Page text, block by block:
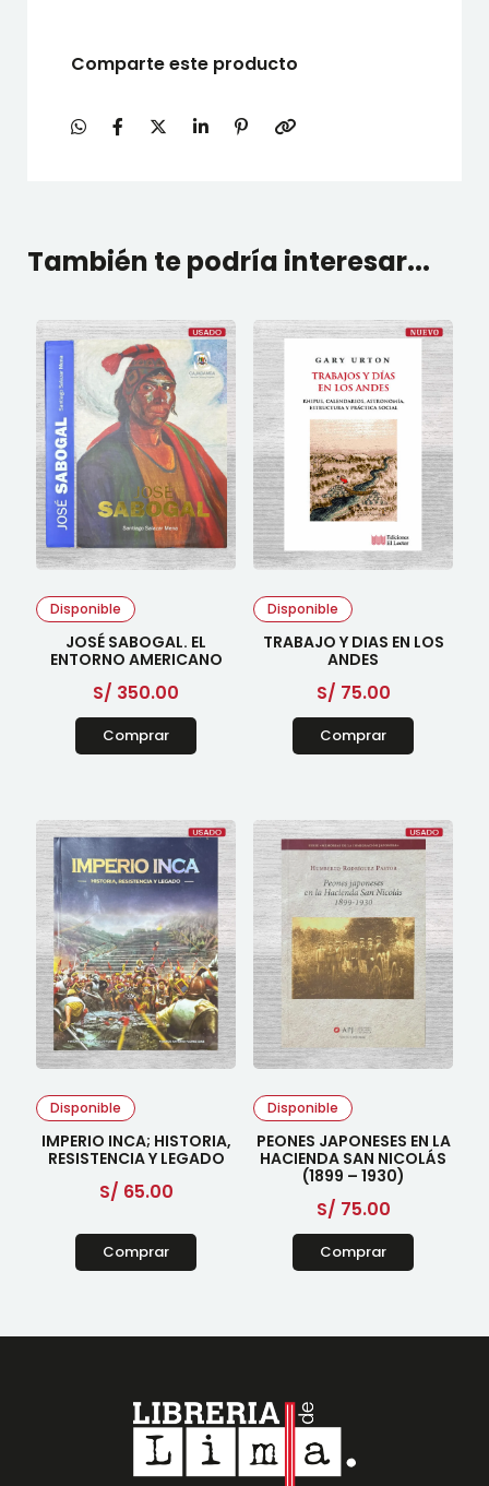
Comparte este producto
También te podría interesar...
Disponible
JOSÉ SABOGAL. EL
ENTORNO AMERICANO
S/ 350.00
Comprar
Disponible
TRABAJO Y DIAS EN LOS
ANDES
S/ 75.00
Comprar
Disponible
IMPERIO INCA; HISTORIA,
RESISTENCIA Y LEGADO
S/ 65.00
Comprar
Disponible
PEONES JAPONESES EN LA
HACIENDA SAN NICOLÁS
(1899 – 1930)
S/ 75.00
Comprar